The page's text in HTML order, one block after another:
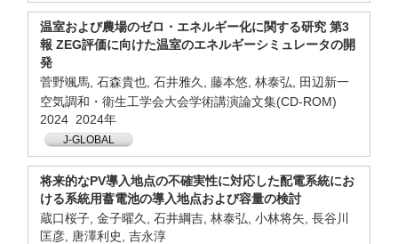
温室および農場のゼロ・エネルギー化に関する研究 第3
報 ZEG評価に向けた温室のエネルギーシミュレータの開
発
菅野颯馬, 石森貴也, 石井雅久, 藤本悠, 林泰弘, 田辺新一
空気調和・衛生工学会大会学術講演論文集(CD-ROM)
2024 2024年
J-GLOBAL
将来的なPV導入地点の不確実性に対応した配電系統にお
ける系統用蓄電池の導入地点および容量の検討
蔵口桜子, 金子曜久, 石井綱吉, 林泰弘, 小林将矢, 長谷川
匡彦, 唐澤利史, 吉永淳